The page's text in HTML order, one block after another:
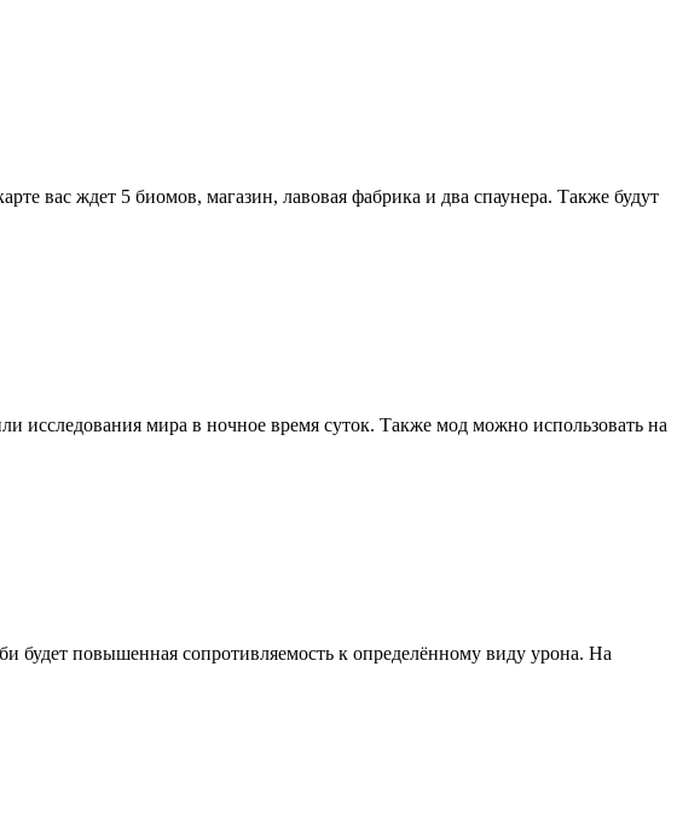
вас ждет 5 биомов, магазин, лавовая фабрика и два спаунера. Также будут
исследования мира в ночное время суток. Также мод можно использовать на
повышенная сопротивляемость к определённому виду урона. На